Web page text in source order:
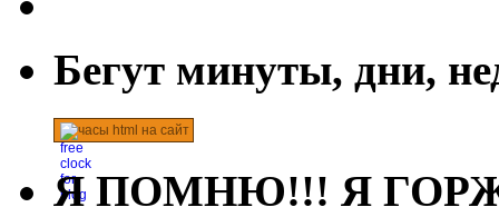
Бегут минуты, дни,
часы html на сайт
Я ПОМНЮ!!! Я